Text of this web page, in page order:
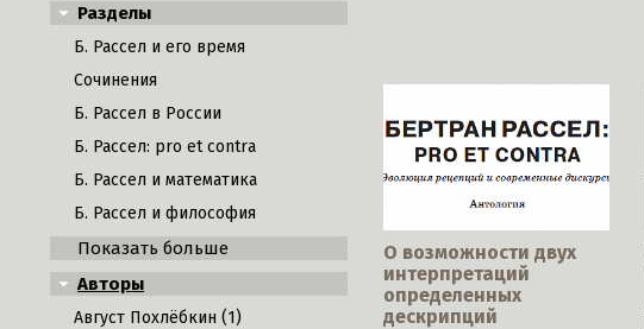
Разделы
Б. Рассел и его время
Сочинения
Б. Рассел в России
Б. Рассел: pro et contra
Б. Рассел и математика
Б. Рассел и философия
Показать больше
Авторы
Август Похлёбкин (1)
О возможности двух
интерпретаций
определенных
дескрипций